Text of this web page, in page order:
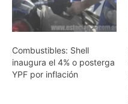
Combustibles: Shell
inaugura el 4% o posterga
YPF por inflación